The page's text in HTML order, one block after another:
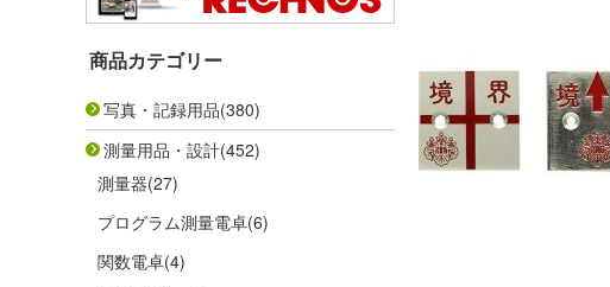
商品カテゴリー
写真・記録用品(380)
測量用品・設計(452)
測量器(27)
プログラム測量電卓(6)
関数電卓(4)